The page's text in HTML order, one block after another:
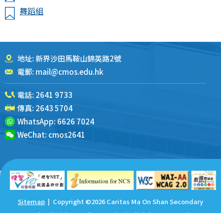
舞蹈組
地址: 新界沙田馬鞍山錦英路2號
電郵: mail@cmos.edu.hk
電話: 2641 9733
傳真: 2643 5704
WhatsApp: 6626 7024
WeChat: cmos2641
Sitemap | Copyright ©2026 Caritas Ma On Shan Secondary